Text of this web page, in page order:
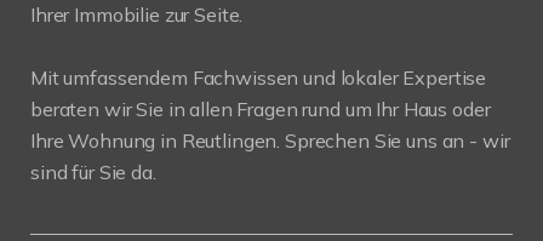
Ihrer Immobilie zur Seite.
Mit umfassendem Fachwissen und lokaler Expertise
beraten wir Sie in allen Fragen rund um Ihr Haus oder
Ihre Wohnung in Reutlingen. Sprechen Sie uns an - wir
sind für Sie da.